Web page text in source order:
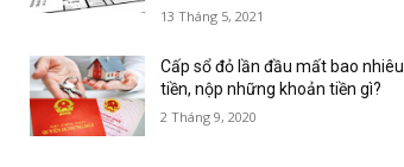
13 Tháng 5, 2021
Cấp sổ đỏ lần đầu mất bao nhiêu
tiền, nộp những khoản tiền gì?
2 Tháng 9, 2020